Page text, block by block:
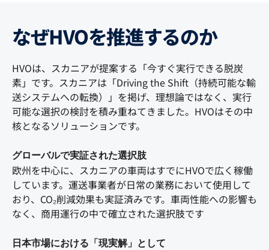
なぜHVOを推進するのか
HVOは、スカニアが提案する「今すぐ実行できる脱炭
素」です。スカニアは「Driving the Shift（持続可能な輸
送システムへの転換）」を掲げ、理想論ではなく、実行
可能な選択の検討を積み重ねてきました。HVOはその中
核となるソリューションです。
グローバルで実証された選択肢
欧州を中心に、スカニアの車両はすでにHVOで広く稼働
しています。運送事業者が日常の業務において使用して
おり、CO₂削減効果も実証済みです。車両性能への影響も
なく、商用運行の中で確立された選択肢です
日本市場における「現実解」として